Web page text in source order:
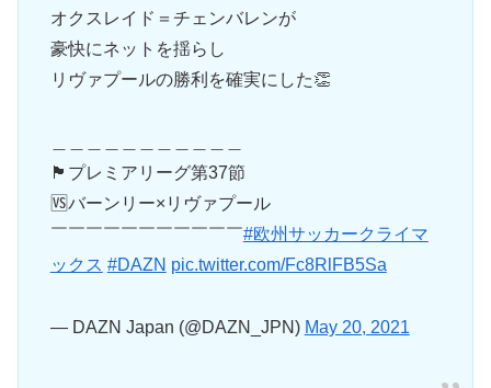
オクスレイド＝チェンバレンが
豪快にネットを揺らし
リヴァプールの勝利を確実にした👏
🏴󠁧󠁢󠁥󠁮󠁧󠁿プレミアリーグ第37節
🆚バーンリー×リヴァプール
￣￣￣￣￣￣￣￣￣￣￣#欧州サッカークライマ
ックス #DAZN pic.twitter.com/Fc8RlFB5Sa
— DAZN Japan (@DAZN_JPN) May 20, 2021